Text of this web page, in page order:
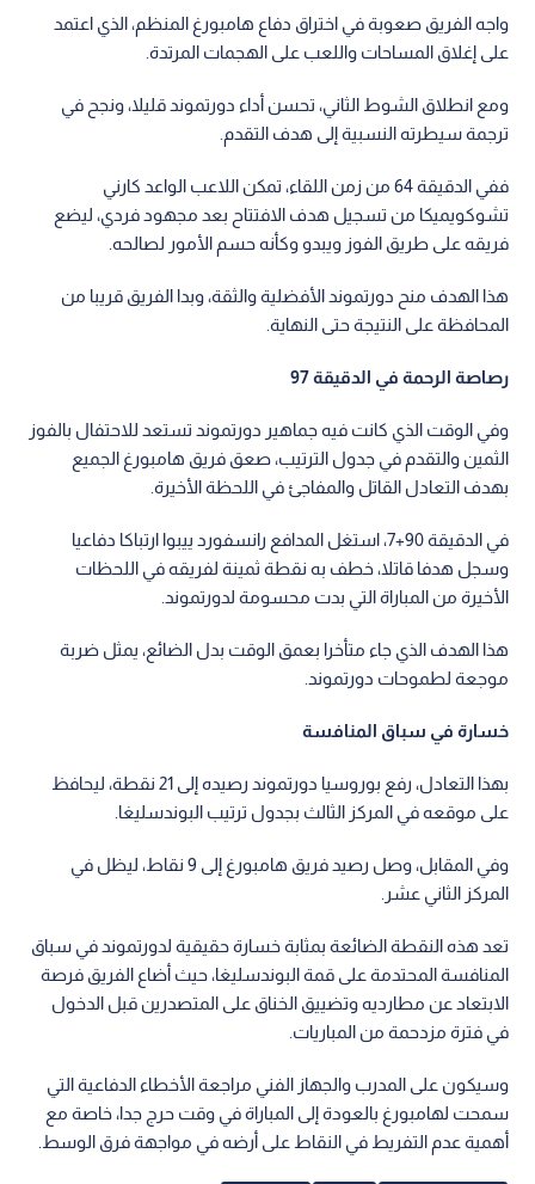
واجه الفريق صعوبة في اختراق دفاع هامبورغ المنظم، الذي اعتمد
على إغلاق المساحات واللعب على الهجمات المرتدة.
ومع انطلاق الشوط الثاني، تحسن أداء دورتموند قليلا، ونجح في
ترجمة سيطرته النسبية إلى هدف التقدم.
ففي الدقيقة 64 من زمن اللقاء، تمكن اللاعب الواعد كارني
تشوكويميكا من تسجيل هدف الافتتاح بعد مجهود فردي، ليضع
فريقه على طريق الفوز ويبدو وكأنه حسم الأمور لصالحه.
هذا الهدف منح دورتموند الأفضلية والثقة، وبدا الفريق قريبا من
المحافظة على النتيجة حتى النهاية.
رصاصة الرحمة في الدقيقة 97
وفي الوقت الذي كانت فيه جماهير دورتموند تستعد للاحتفال بالفوز
الثمين والتقدم في جدول الترتيب، صعق فريق هامبورغ الجميع
بهدف التعادل القاتل والمفاجئ في اللحظة الأخيرة.
في الدقيقة 90+7، استغل المدافع رانسفورد ييبوا ارتباكا دفاعيا
وسجل هدفا قاتلا، خطف به نقطة ثمينة لفريقه في اللحظات
الأخيرة من المباراة التي بدت محسومة لدورتموند.
هذا الهدف الذي جاء متأخرا بعمق الوقت بدل الضائع، يمثل ضربة
موجعة لطموحات دورتموند.
خسارة في سباق المنافسة
بهذا التعادل، رفع بوروسيا دورتموند رصيده إلى 21 نقطة، ليحافظ
على موقعه في المركز الثالث بجدول ترتيب البوندسليغا.
وفي المقابل، وصل رصيد فريق هامبورغ إلى 9 نقاط، ليظل في
المركز الثاني عشر.
تعد هذه النقطة الضائعة بمثابة خسارة حقيقية لدورتموند في سباق
المنافسة المحتدمة على قمة البوندسليغا، حيث أضاع الفريق فرصة
الابتعاد عن مطارديه وتضييق الخناق على المتصدرين قبل الدخول
في فترة مزدحمة من المباريات.
وسيكون على المدرب والجهاز الفني مراجعة الأخطاء الدفاعية التي
سمحت لهامبورغ بالعودة إلى المباراة في وقت حرج جدا، خاصة مع
أهمية عدم التفريط في النقاط على أرضه في مواجهة فرق الوسط.